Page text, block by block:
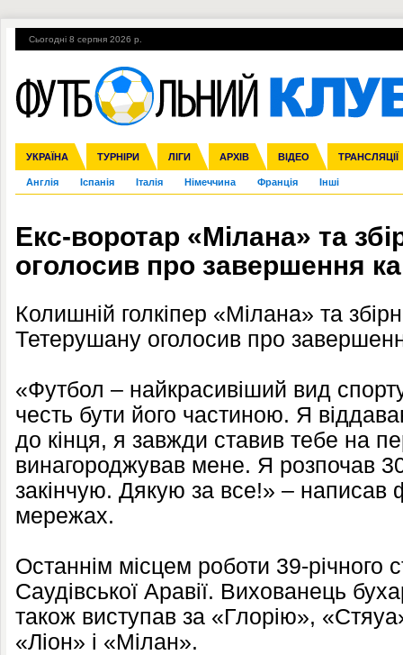
Сьогодні 8 серпня 2026 р.
УКРАЇНА ТУРНІРИ ЛІГИ АРХІВ ВІДЕО ТРАНСЛЯЦІЇ
Збірна Прем'єр-ліга Перша ліга Друга ліга Кубок України
Ліга чемпіонів Ліга Європи Міжнародні Ліга націй Ліга
Англія Іспанія Італія Німеччина Франція Інші
ЧС-2014 ЄВРО-2016 Росія Кубок конфедерацій ЧЄ-2015 (U-
Гарячі теми УПЛ, 2-й тур ВІЙНА УПЛ-ПЕРЕХОДИ
Екс-воротар «Мілана» та
оголосив про завершення
Колишній голкіпер «Мілана» та
Тетерушану оголосив про
«Футбол – найкрасивіший вид
честь бути його частиною. Я
до кінця, я завжди ставив тебе на
винагороджував мене. Я розпочав
закінчую. Дякую за все!» – написав
мережах.
Останнім місцем роботи 39-річного
Саудівської Аравії. Вихованець
також виступав за «Глорію»,
«Ліон» і «Мілан».